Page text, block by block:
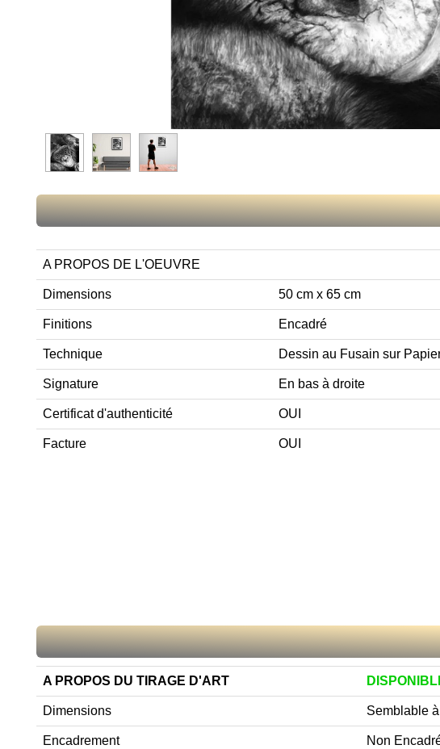
A PROPOS DE L'OEUVRE
Dimensions 50 cm x 65 cm
Finitions Encadré
Technique Dessin au Fusain sur
Signature En bas à droite
Certificat d'authenticité OUI
Facture OUI
A PROPOS DU TIRAGE D'ART
Dimensions Semblable
Encadrement Non